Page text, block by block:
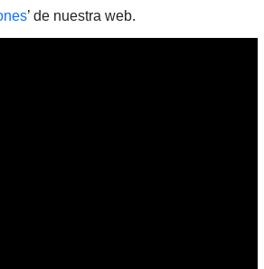
’ de nuestra web.